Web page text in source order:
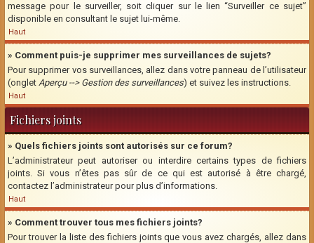
message pour le surveiller, soit cliquer sur le lien “Surveiller ce sujet”
disponible en consultant le sujet lui-même.
Haut
» Comment puis-je supprimer mes surveillances de sujets?
Pour supprimer vos surveillances, allez dans votre panneau de l’utilisateur
(onglet Aperçu --> Gestion des surveillances) et suivez les instructions.
Haut
Fichiers joints
» Quels fichiers joints sont autorisés sur ce forum?
L’administrateur peut autoriser ou interdire certains types de fichiers
joints. Si vous n’êtes pas sûr de ce qui est autorisé à être chargé,
contactez l’administrateur pour plus d’informations.
Haut
» Comment trouver tous mes fichiers joints?
Pour trouver la liste des fichiers joints que vous avez chargés, allez dans